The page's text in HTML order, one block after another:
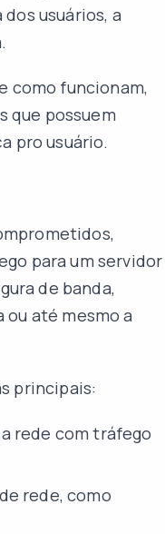
usuários, a
como funcionam,
que possuem
pro usuário.
para um servidor
de banda,
até mesmo a
principais:
rede com tráfego
rede, como